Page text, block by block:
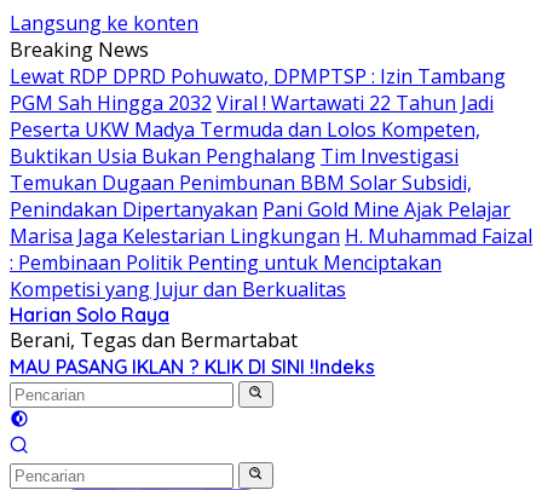
Langsung ke konten
Breaking News
Lewat RDP DPRD Pohuwato, DPMPTSP : Izin Tambang
PGM Sah Hingga 2032 Viral ! Wartawati 22 Tahun Jadi
Peserta UKW Madya Termuda dan Lolos Kompeten,
Buktikan Usia Bukan Penghalang Tim Investigasi
Temukan Dugaan Penimbunan BBM Solar Subsidi,
Penindakan Dipertanyakan Pani Gold Mine Ajak Pelajar
Marisa Jaga Kelestarian Lingkungan H. Muhammad Faizal
: Pembinaan Politik Penting untuk Menciptakan
Kompetisi yang Jujur dan Berkualitas
Harian Solo Raya
Berani, Tegas dan Bermartabat
MAU PASANG IKLAN ? KLIK DI SINI !Indeks